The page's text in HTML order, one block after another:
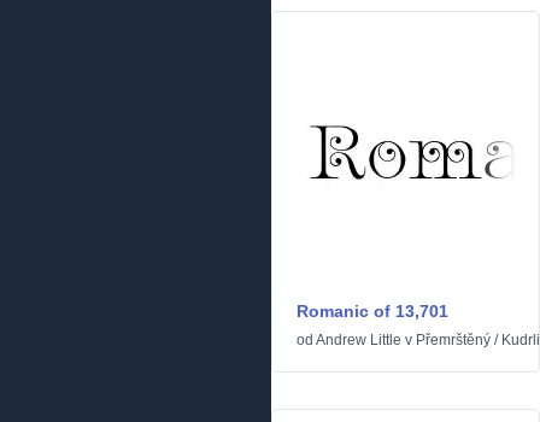
Romanic of 13,701
od Andrew Little v Přemrštěný /